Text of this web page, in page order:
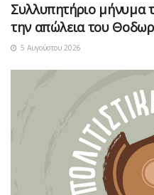
Συλλυπητήριο μήνυμα
την απώλεια του
5 Αυγούστου 2026